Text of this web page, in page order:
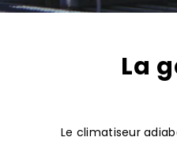
La
Le climatiseur